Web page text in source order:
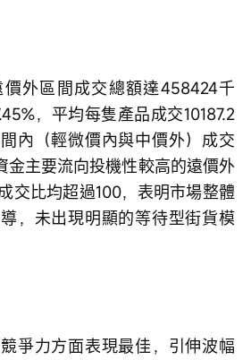
外區間成交總額達458424千
，平均每隻產品成交10187.2
內（輕微價內與中價外）成交
金主要流向投機性較高的遠價外
交比均超過100，表明市場整體
，未出現明顯的等待型街貨模
爭力方面表現最佳，引伸波幅